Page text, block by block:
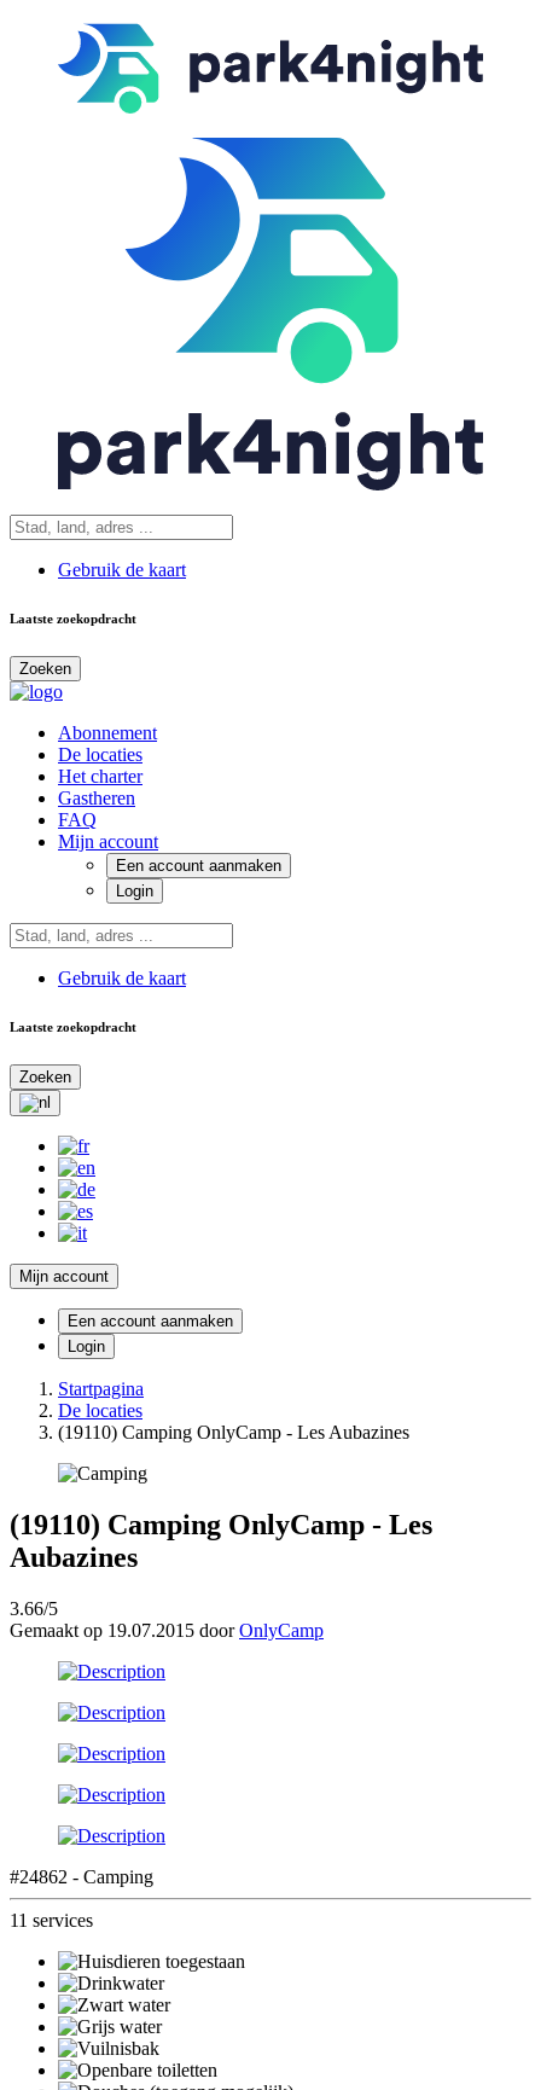
Gebruik de kaart
Laatste zoekopdracht
Zoeken
Abonnement
De locaties
Het charter
Gastheren
FAQ
Mijn account
Een account aanmaken
Login
Gebruik de kaart
Laatste zoekopdracht
Zoeken
Mijn account
Een account aanmaken
Login
Startpagina
De locaties
(19110) Camping OnlyCamp - Les Aubazines
(19110) Camping OnlyCamp - Les
Aubazines
3.66/5
Gemaakt op 19.07.2015 doorOnlyCamp
#24862 - Camping
11 services